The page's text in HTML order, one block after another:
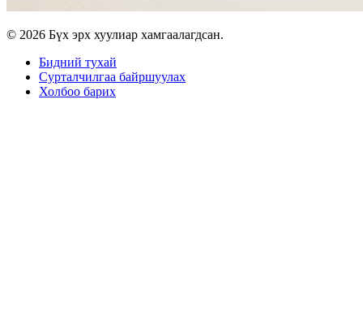
© 2026 Бүх эрх хуулиар хамгаалагдсан.
Бидний тухай
Сурталчилгаа байршуулах
Холбоо барих